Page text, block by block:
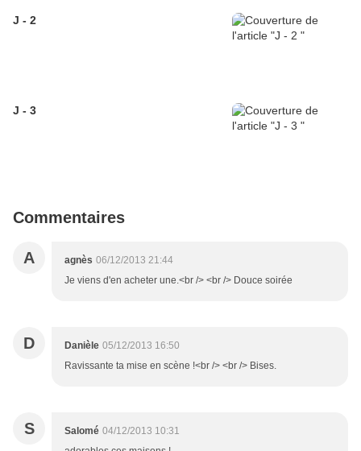
J - 2
J - 3
Commentaires
A agnès 06/12/2013 21:44
Je viens d'en acheter une.<br /> <br /> Douce soirée
D Danièle 05/12/2013 16:50
Ravissante ta mise en scène !<br /> <br /> Bises.
S Salomé 04/12/2013 10:31